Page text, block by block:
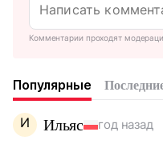
Комментарии проходят
Популярные
И Ильяс год назад